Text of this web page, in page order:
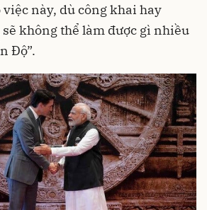
này, dù công khai hay
không thể làm được gì nhiều
Độ”.